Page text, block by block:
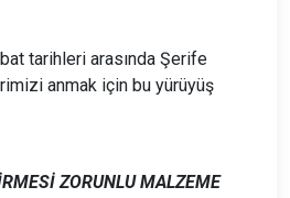
tarihleri arasında Şerife
anmak için bu yürüyüş
ZORUNLU MALZEME